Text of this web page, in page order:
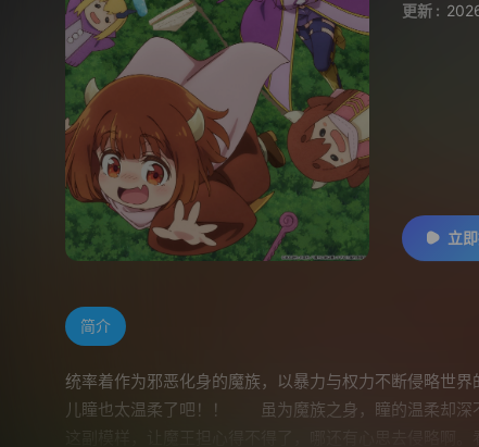
更新 :
立
简介
统率着作为邪恶化身的魔族，以暴力与权力不断侵略世
儿瞳也太温柔了吧！！ 虽为魔族之身，瞳的温柔却深